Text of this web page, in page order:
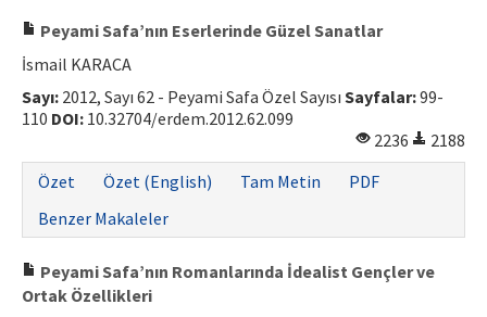
Peyami Safa’nın Eserlerinde Güzel Sanatlar
İsmail KARACA
Sayı: 2012, Sayı 62 - Peyami Safa Özel Sayısı Sayfalar:99-
110 DOI: 10.32704/erdem.2012.62.099
2236
2188
Özet
Özet (English) Tam Metin
PDF
Benzer Makaleler
Peyami Safa’nın Romanlarında İdealist Gençler ve
Ortak Özellikleri